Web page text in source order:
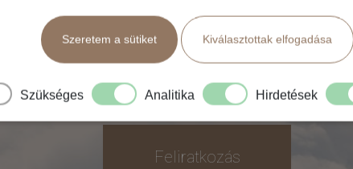
IRATKOZZON FEL
Feliratkozás
Szeretem a sütiket Kiválasztottak elfogadása
Szükséges Analitika Hirdetések